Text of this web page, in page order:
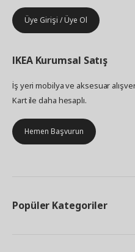
Üye Girişi / Üye Ol
IKEA Kurumsal Satış
İş yeri mobilya ve aksesuar
Kart ile daha hesaplı.
Hemen Başvurun
Popüler Kategoriler